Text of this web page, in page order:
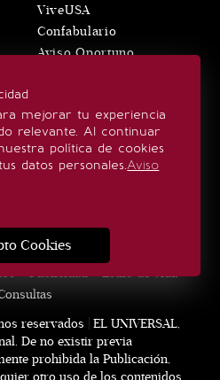
mejorar tu experiencia
relevante. Al continuar
política de cookies
datos personales.Aviso
Cookies
ViveUSA
Confabulario
Aviso Oportuno
SÍGUENOS
Quiénes somos
Publicidad
Estilo de vida
reservados | EL UNIVERSAL,
De no existir previa
prohibida la Publicación,
otro uso de los contenidos